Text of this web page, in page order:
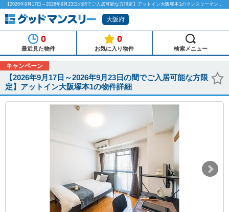
【2026年9月17日～2026年9月23日の間でご入居可能な方限定】アットイン大阪塚本1のマンスリーマンション物件詳細「グッドマンスリー」
大阪府
0
最近見た物件
0
お気に入り物件 検索メニュー
キャンペーン
【2026年9月17日～2026年9月23日の間でご入居可能な方限
定】アットイン大阪塚本1の物件詳細